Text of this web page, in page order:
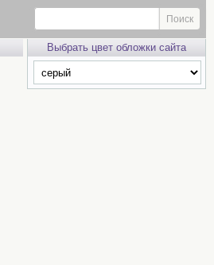
Выбрать цвет обложки сайта